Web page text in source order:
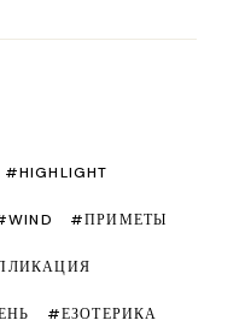
HIGHLIGHT
WIND ПРИМЕТЫ
ЕЗОТЕРИКА